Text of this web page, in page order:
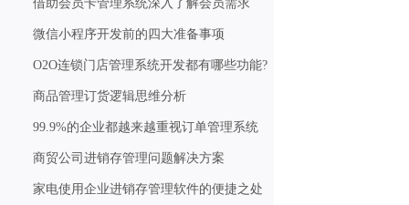
借助会员卡管理系统深入了解会员需求
微信小程序开发前的四大准备事项
O2O连锁门店管理系统开发都有哪些功能?
商品管理订货逻辑思维分析
99.9%的企业都越来越重视订单管理系统
商贸公司进销存管理问题解决方案
家电使用企业进销存管理软件的便捷之处